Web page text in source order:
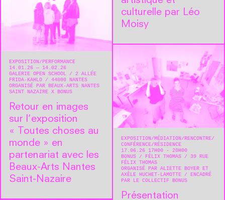
culturelle par Léo
Moisy
EXPOSITION PERFORMANCE
14.01.26 — 14.02.26
GALERIE OPEN SCHOOL
2 ALLÉE
FRIDA-KAHLO
44000 NANTES
ORGANISÉ PAR BEAUX-ARTS NANTES
SAINT NAZAIRE X BONUS
Retour en images
sur l’exposition
« Toutes choses au
monde » en
partenariat avec les
Beaux-Arts Nantes
Saint-Nazaire
EXPOSITION MÉDIATION
RENCONTRE/
CONFÉRENCE
RÉSIDENCE
17.06.26 17H00 - 20H00
BONUS
FÉLIX THOMAS
39 RUE
FÉLIX THOMAS
ORGANISÉ PAR ALIETTE BOYER ET
AXÈLE HUCHET-LAMOTTE
ENCADRÉ
PAR LE COLLECTIF BONUS
Présentation